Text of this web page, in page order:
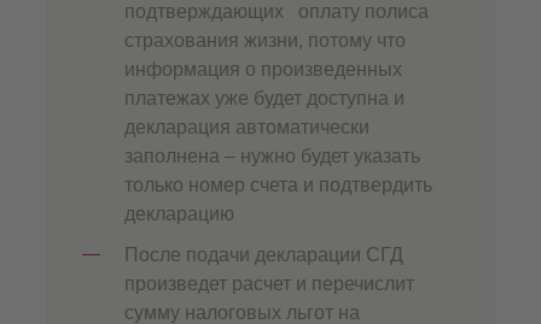
подтверждающих оплату полиса
страхования жизни, потому что
информация о произведенных
платежах уже будет доступна и
декларация автоматически
заполнена – нужно будет указать
только номер счета и подтвердить
декларацию
После подачи декларации СГД
произведет расчет и перечислит
сумму налоговых льгот на